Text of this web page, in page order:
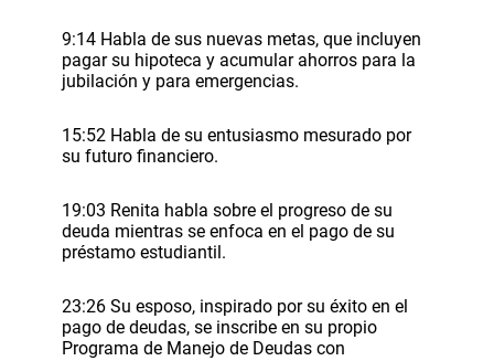
9:14 Habla de sus nuevas metas, que incluyen
pagar su hipoteca y acumular ahorros para la
jubilación y para emergencias.
15:52 Habla de su entusiasmo mesurado por
su futuro financiero.
19:03 Renita habla sobre el progreso de su
deuda mientras se enfoca en el pago de su
préstamo estudiantil.
23:26 Su esposo, inspirado por su éxito en el
pago de deudas, se inscribe en su propio
Programa de Manejo de Deudas con